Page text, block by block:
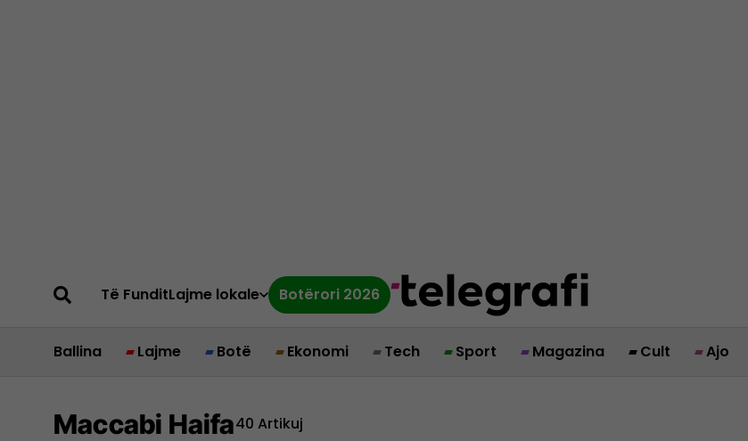
Të FunditLajme lokale Botërori 2026
Ballina Lajme Botë Ekonomi Tech Sport Magazina Cult Ajo
Maccabi Haifa40 Artikuj